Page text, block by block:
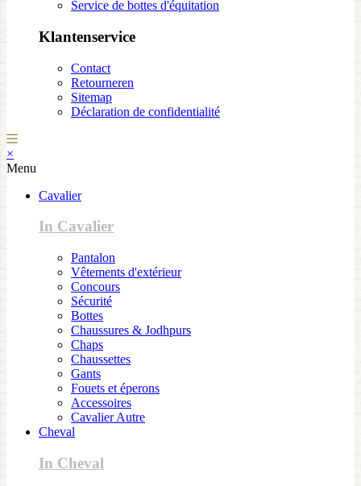
Service de bottes d'équitation
Klantenservice
Contact
Retourneren
Sitemap
Déclaration de confidentialité
×
Menu
Cavalier
In Cavalier
Pantalon
Vêtements d'extérieur
Concours
Sécurité
Bottes
Chaussures & Jodhpurs
Chaps
Chaussettes
Gants
Fouets et éperons
Accessoires
Cavalier Autre
Cheval
In Cheval